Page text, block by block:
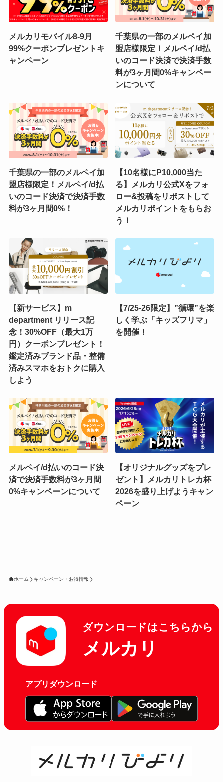
メルカリモバイル8-9月
99%クーポンプレゼントキ
ャンペーン
千葉県の一部のメルペイ加
盟店様限定！メルペイ/d払
いのコード決済で決済手数
料が3ヶ月間0%キャンペー
ンについて
千葉県の一部のメルペイ加
盟店様限定！メルペイ/d払
いのコード決済で決済手数
料が3ヶ月間0%！
【10名様にP10,000当た
る】メルカリ公式Xをフォ
ロー&投稿をリポストして
メルカリポイントをもらお
う！
【新サービス】m
department リリース記
念！30%OFF（最大1万
円）クーポンプレゼント！
鑑定済みブランド品・整備
済みスマホをおトクに購入
しよう
【7/25-26限定】”循環”を楽
しく学ぶ「キッズフリマ」
を開催！
メルペイ/d払いのコード決
済で決済手数料が3ヶ月間
0%キャンペーンについて
【オリジナルグッズをプレ
ゼント】メルカリトレカ杯
2026を盛り上げようキャン
ペーン
ホーム キャンペーン・お得情報
ダウンロードはこちらから
メルカリ
アプリダウンロード